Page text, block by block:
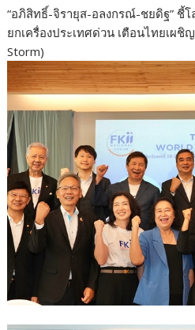
“อภิสิทธิ์-จิรายุส-อลงกรณ์-ชยดิฐ” ชี้
ยกเครื่องประเทศด่วน เตือนไทยเผ
Storm)